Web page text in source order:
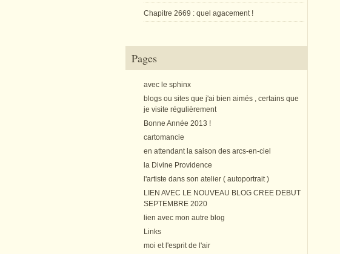
Chapitre 2669 : quel agacement !
Pages
avec le sphinx
blogs ou sites que j'ai bien aimés , certains que
je visite régulièrement
Bonne Année 2013 !
cartomancie
en attendant la saison des arcs-en-ciel
la Divine Providence
l'artiste dans son atelier ( autoportrait )
LIEN AVEC LE NOUVEAU BLOG CREE DEBUT
SEPTEMBRE 2020
lien avec mon autre blog
Links
moi et l'esprit de l'air